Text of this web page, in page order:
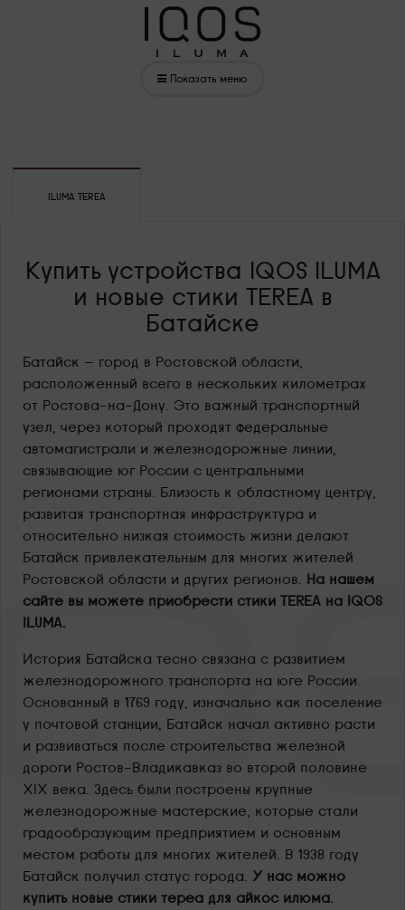
Показать меню
ILUMA TEREA
Купить устройства IQOS ILUMA
и новые стики TEREA в
Батайске
Батайск — город в Ростовской области,
расположенный всего в нескольких километрах
от Ростова-на-Дону. Это важный транспортный
узел, через который проходят федеральные
автомагистрали и железнодорожные линии,
связывающие юг России с центральными
регионами страны. Близость к областному центру,
развитая транспортная инфраструктура и
относительно низкая стоимость жизни делают
Батайск привлекательным для многих жителей
Ростовской области и других регионов. На нашем
сайте вы можете приобрести стики TEREA на IQOS
ILUMA.
История Батайска тесно связана с развитием
железнодорожного транспорта на юге России.
Основанный в 1769 году, изначально как поселение
у почтовой станции, Батайск начал активно расти
и развиваться после строительства железной
дороги Ростов-Владикавказ во второй половине
XIX века. Здесь были построены крупные
железнодорожные мастерские, которые стали
градообразующим предприятием и основным
местом работы для многих жителей. В 1938 году
Батайск получил статус города. У нас можно
купить новые стики тереа для айкос илюма.